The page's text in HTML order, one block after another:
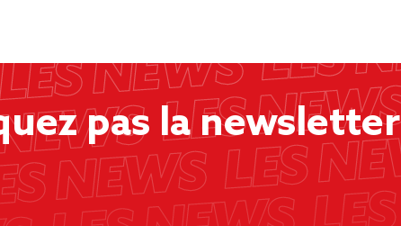
pas la newsletter